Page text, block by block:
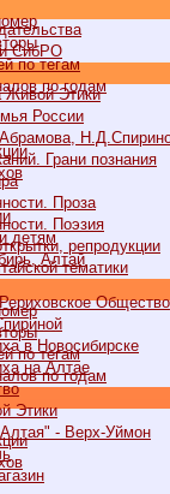
по тегам
по годам
детям
Алтай
Общество
в Новосибирске
на Алтае
Этики
- Верх-Уймон
СибРО
Живой Этики
России
Грани познания
Проза
Поэзия
репродукции
тематики
по тегам
по годам